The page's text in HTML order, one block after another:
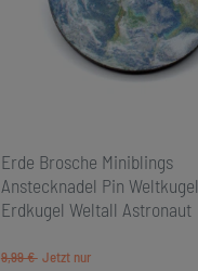
Erde Brosche Miniblings
Anstecknadel Pin Weltkugel
Erdkugel Weltall Astronaut
9,99 €